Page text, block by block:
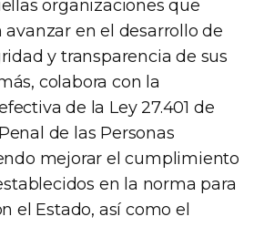
organizaciones que
en el desarrollo de
y transparencia de sus
colabora con la
de la Ley 27.401 de
de las Personas
mejorar el cumplimiento
en la norma para
el Estado, así como el